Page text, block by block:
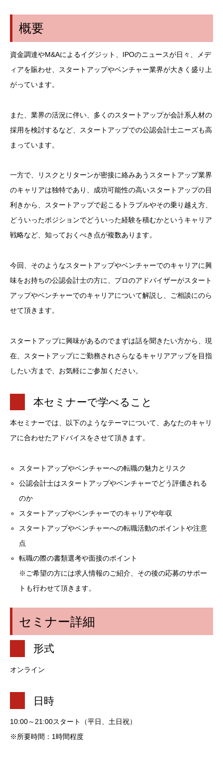
概要
資金調達やM&Aによるイグジット、IPOのニュースが日々、メデ
ィアを賑わせ、スタートアップやベンチャー業界が大きく盛り上
がっています。
また、業界の活況に伴い、多くのスタートアップが会計系人材の
採用を検討するなど、スタートアップでの公認会計士ニーズも高
まっています。
一方で、リスクとリターンが密接に絡みあうスタートアップ業界
のキャリアは独特であり、成功可能性の高いスタートアップの目
利きから、スタートアップで起こるトラブルやその乗り越え方、
どういったポジションでどういった経験を積むかというキャリア
戦略など、知っておくべき点が複数あります。
今回、そのようなスタートアップやベンチャーでのキャリアに興
味をお持ちの公認会計士の方に、プロのアドバイザーがスタート
アップやベンチャーでのキャリアについて解説し、ご相談にのら
せて頂きます。
スタートアップに興味があるのでまずは話を聞きたい方から、現
在、スタートアップにご勤務されさらなるキャリアアップを目指
したい方まで、お気軽にご参加ください。
本セミナーで学べること
本セミナーでは、以下のようなテーマについて、あなたのキャリ
アに合わせたアドバイスをさせて頂きます。
スタートアップやベンチャーへの転職の魅力とリスク
公認会計士はスタートアップやベンチャーでどう評価される
のか
スタートアップやベンチャーでのキャリアや年収
スタートアップやベンチャーへの転職活動のポイントや注意
点
転職の際の書類選考や面接のポイント
※ご希望の方には求人情報のご紹介、その後の応募のサポー
トも行わせて頂きます。
セミナー詳細
形式
オンライン
日時
10:00～21:00スタート（平日、土日祝）
※所要時間：1時間程度